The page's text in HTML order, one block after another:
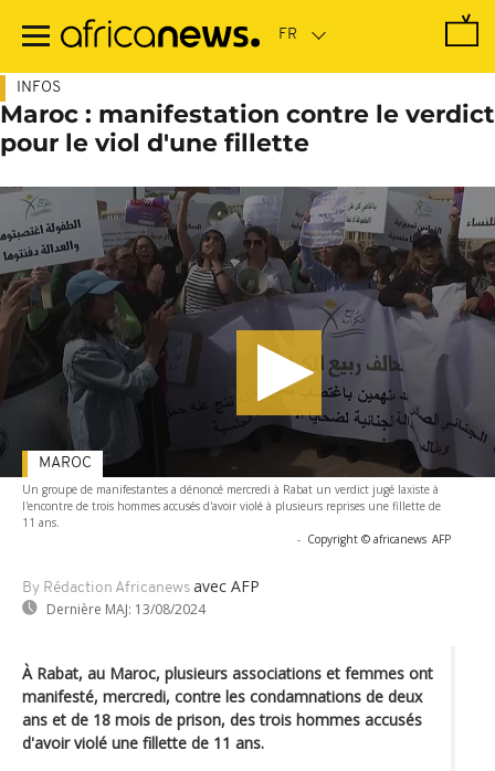
contenu
INFOS
Maroc : manifestation contre le verdict
pour le viol d'une fillette
Un groupe de manifestantes a dénoncé mercredi à Rabat un verdict jugé laxiste à
l'encontre de trois hommes accusés d'avoir violé à plusieurs reprises une fillette de
11 ans.
- Copyright © africanews AFP
By Rédaction Africanews avec AFP
Dernière MAJ: 13/08/2024
MAROC
À Rabat, au Maroc, plusieurs associations et femmes ont
manifesté, mercredi, contre les condamnations de deux
ans et de 18 mois de prison, des trois hommes accusés
d'avoir violé une fillette de 11 ans.